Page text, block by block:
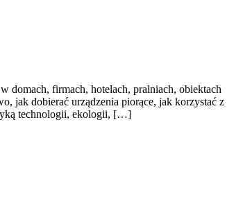
domach, firmach, hotelach, pralniach, obiektach
jak dobierać urządzenia piorące, jak korzystać z
technologii, ekologii, […]